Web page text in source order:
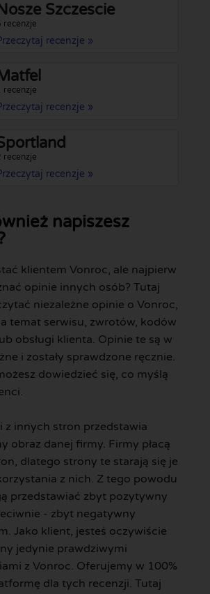
Szczescie
recenzje
recenzje »
recenzje
recenzje »
recenzje
recenzje »
napiszesz
klientem Vonroc, ale najpierw
opinie innych osób? Tutaj
niezależne opinie o Vonroc,
temat serwisu, zwrotów, kodów
obsługi klienta. Opinie te są w
i zostały sprawdzone ręcznie.
dowiedzieć się, co myślą
z innych stron przedstawia
obraz danej firmy. Firmy płacą
dlatego strony te starają się je
z nich. Z tego powodu
przedstawiać zbyt pozytywny
- zbyt negatywny
Jako klient, jesteś oczywiście
jedynie prawdziwymi
z Vonroc. Oferujemy w 100%
dla tych recenzji. Tutaj